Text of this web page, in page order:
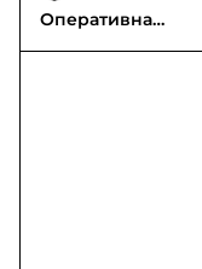
Оперативна
інформація щодо